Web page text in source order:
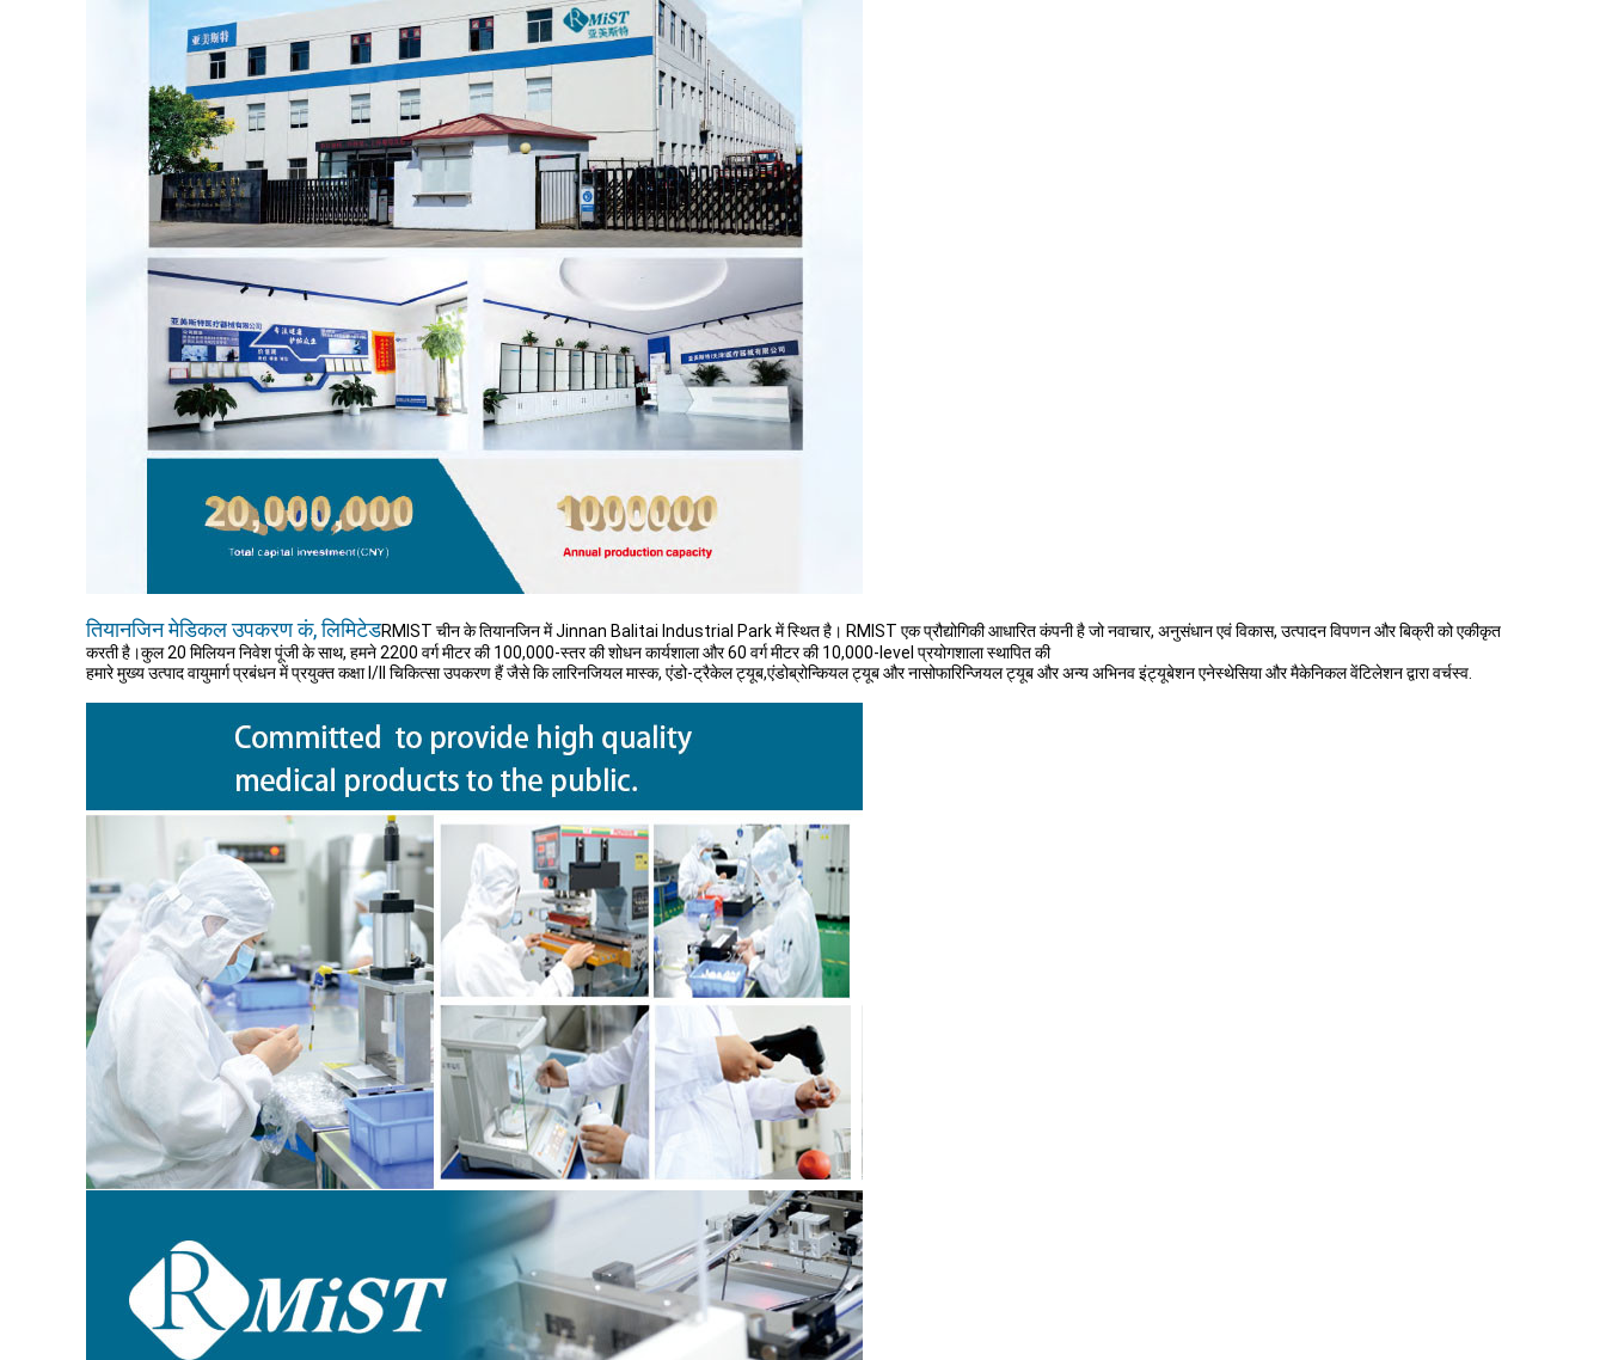
तियानजिन मेडिकल उपकरण कं, लिमिटेडRMIST चीन के तियानजिन में Jinnan Balitai Industrial Park में स्थित है। RMIST एक प्रौद्योगिकी आधारित कंपनी है जो नवाचार, अनुसंधान एवं विकास, उत्पादन विपणन और बिक्री को एकीकृत
करती है।कुल 20 मिलियन निवेश पूंजी के साथ, हमने 2200 वर्ग मीटर की 100,000-स्तर की शोधन कार्यशाला और 60 वर्ग मीटर की 10,000-level प्रयोगशाला स्थापित की
हमारे मुख्य उत्पाद वायुमार्ग प्रबंधन में प्रयुक्त कक्षा I/II चिकित्सा उपकरण हैं जैसे कि लारिनजियल मास्क, एंडो-ट्रैकेल ट्यूब,एंडोब्रोन्कियल ट्यूब और नासोफारिन्जियल ट्यूब और अन्य अभिनव इंट्यूबेशन एनेस्थेसिया और मैकेनिकल वेंटिलेशन द्वारा वर्चस्व.